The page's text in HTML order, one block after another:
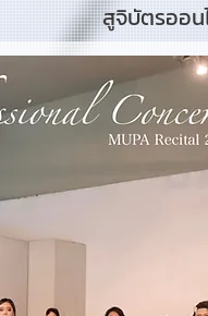
สูจิบัตรออน